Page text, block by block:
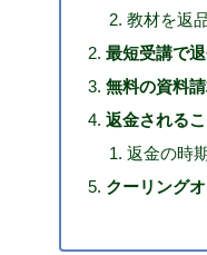
教材を返
最短受講で
無料の資料
返金される
返金の時
クーリング